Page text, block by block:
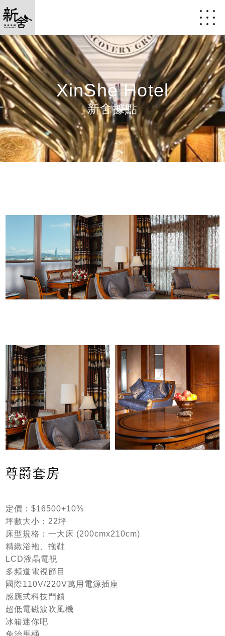
XinShe Hotel
新舍據點
尊爵套房
定價：$16500+10%
坪數大小：22坪
床型規格：一大床 (200cmx210cm)
精緻浴袍、拖鞋
LCD液晶電視
多頻道電視節目
國際110V/220V萬用電源插座
感應式科技門鎖
超低電磁波吹風機
冰箱迷你吧
免治馬桶